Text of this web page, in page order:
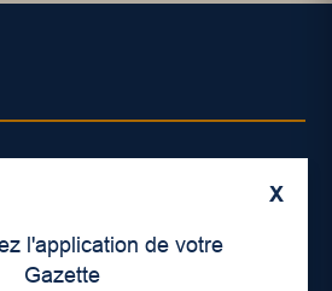
X
l'application de votre
Gazette